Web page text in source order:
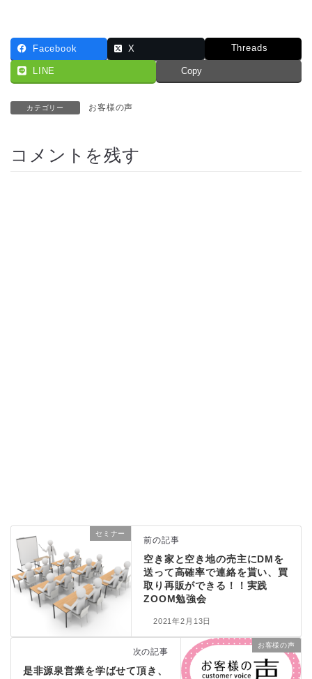
Facebook X Threads
LINE Copy
カテゴリー お客様の声
コメントを残す
セミナー
前の記事
空き家と空き地の売主にDMを
送って高確率で連絡を貰い、買
取り再販ができる！！実践
ZOOM勉強会
2021年2月13日
お客様の声
次の記事
是非源泉営業を学ばせて頂き、